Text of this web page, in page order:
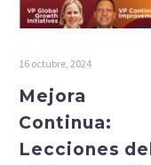
16 octubre, 2024
Mejora
Continua:
Lecciones del